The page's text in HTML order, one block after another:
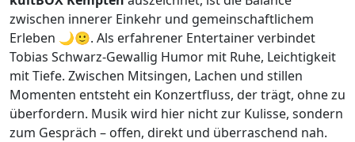
zwischen innerer Einkehr und gemeinschaftlichem
Erleben 🌙🙂. Als erfahrener Entertainer verbindet
Tobias Schwarz-Gewallig Humor mit Ruhe, Leichtigkeit
mit Tiefe. Zwischen Mitsingen, Lachen und stillen
Momenten entsteht ein Konzertfluss, der trägt, ohne zu
überfordern. Musik wird hier nicht zur Kulisse, sondern
zum Gespräch – offen, direkt und überraschend nah.